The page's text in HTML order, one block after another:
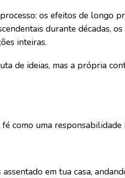
os efeitos de longo
durante décadas,
inteiras.
de ideias, mas a própria
como uma
em tua casa,